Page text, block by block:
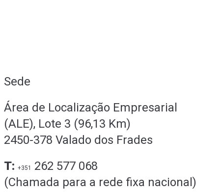
Sede
Área de Localização Empresarial
(ALE), Lote 3 (96,13 Km)
2450-378 Valado dos Frades
T: +351
262 577 068
(Chamada para a rede fixa nacional)